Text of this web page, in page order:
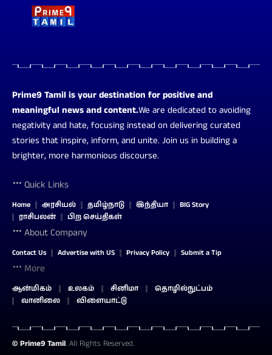
Prime9 Tamil is your destination for positive and
meaningful news and content.We are dedicated to avoiding
negativity and hate, focusing instead on delivering curated
stories that inspire, inform, and unite. Join us in building a
brighter, more harmonious discourse.
Quick Links
Home அரசியல் தமிழ்நாடு இந்தியா
BIG Story
ராசிபலன்
பிற செய்திகள்
About Company
Contact Us Advertise with US Privacy Policy Submit a Tip
More
ஆன்மிகம் உலகம் சினிமா
தொழில்நுட்பம்
வானிலை
விளையாட்டு
© Prime9 Tamil. All Rights Reserved.